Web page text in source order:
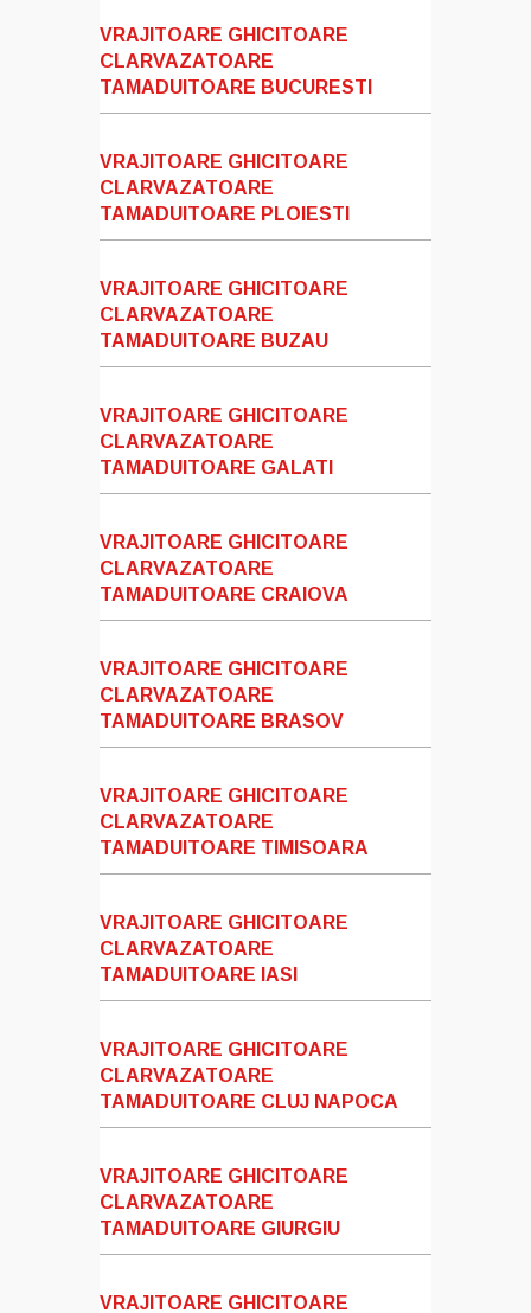
VRAJITOARE GHICITOARE
CLARVAZATOARE
TAMADUITOARE BUCURESTI
VRAJITOARE GHICITOARE
CLARVAZATOARE
TAMADUITOARE PLOIESTI
VRAJITOARE GHICITOARE
CLARVAZATOARE
TAMADUITOARE BUZAU
VRAJITOARE GHICITOARE
CLARVAZATOARE
TAMADUITOARE GALATI
VRAJITOARE GHICITOARE
CLARVAZATOARE
TAMADUITOARE CRAIOVA
VRAJITOARE GHICITOARE
CLARVAZATOARE
TAMADUITOARE BRASOV
VRAJITOARE GHICITOARE
CLARVAZATOARE
TAMADUITOARE TIMISOARA
VRAJITOARE GHICITOARE
CLARVAZATOARE
TAMADUITOARE IASI
VRAJITOARE GHICITOARE
CLARVAZATOARE
TAMADUITOARE CLUJ NAPOCA
VRAJITOARE GHICITOARE
CLARVAZATOARE
TAMADUITOARE GIURGIU
VRAJITOARE GHICITOARE